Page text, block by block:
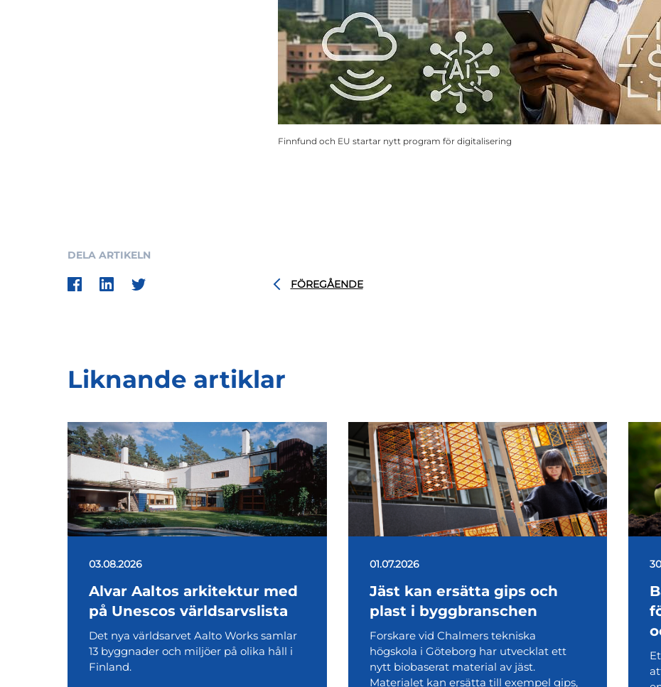
Finnfund och EU startar nytt program för digitalisering
DELA ARTIKELN
FÖREGÅENDE
Liknande artiklar
03.08.2026
Alvar Aaltos arkitektur med
på Unescos världsarvslista
Det nya världsarvet Aalto Works samlar
13 byggnader och miljöer på olika håll i
Finland.
01.07.2026
Jäst kan ersätta gips och
plast i byggbranschen
Forskare vid Chalmers tekniska
högskola i Göteborg har utvecklat ett
nytt biobaserat material av jäst.
Materialet kan ersätta till exempel gips,